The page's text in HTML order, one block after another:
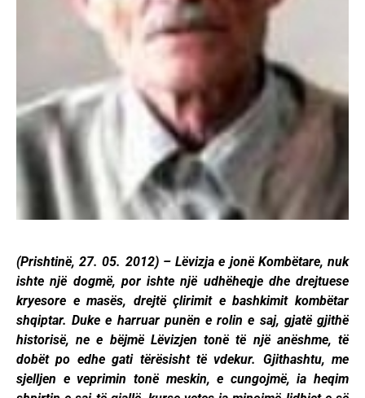
(Prishtinë, 27. 05. 2012) – Lëvizja e jonë Kombëtare, nuk
ishte një dogmë, por ishte një udhëheqje dhe drejtuese
kryesore e masës, drejtë çlirimit e bashkimit kombëtar
shqiptar. Duke e harruar punën e rolin e saj, gjatë gjithë
historisë, ne e bëjmë Lëvizjen tonë të një anëshme, të
dobët po edhe gati tërësisht të vdekur. Gjithashtu, me
sjelljen e veprimin tonë meskin, e cungojmë, ia heqim